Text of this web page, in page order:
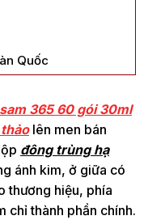
Quốc
365 60 gói 30ml
lên men bán
đông trùng hạ
ánh kim, ở giữa có
thương hiệu, phía
chỉ thành phần chính.